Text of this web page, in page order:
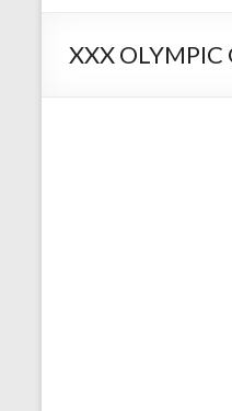
Saint
XXX